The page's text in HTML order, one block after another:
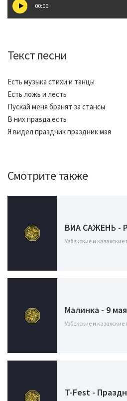
00:00
Текст песни
Есть музыка стихи и танцы
Есть ложь и лесть
Пускай меня бранят за стансы
В них правда есть
Я видел праздник праздник мая
Смотрите также
ВИА САЖЕНЬ -
Узбекские и казахские
Малинка - 9
Узбекские и казахские
T-Fest -